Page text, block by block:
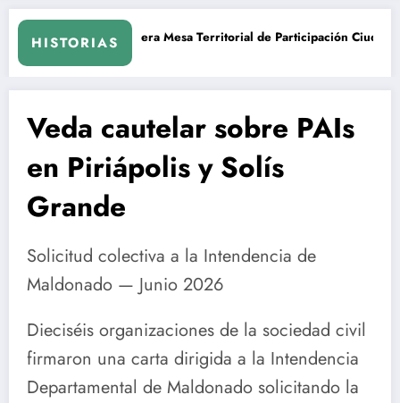
HISTORIAS 1era Mesa Territorial de Participación Ciudadana. Piriápolis – MaldonadoEl Mangangá |
Veda cautelar sobre PAIs
en Piriápolis y Solís
Grande
Solicitud colectiva a la Intendencia de
Maldonado — Junio 2026
Dieciséis organizaciones de la sociedad civil
firmaron una carta dirigida a la Intendencia
Departamental de Maldonado solicitando la